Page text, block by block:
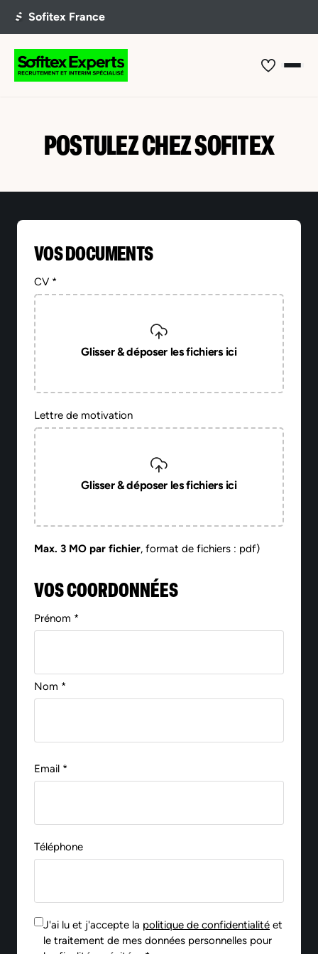
POSTULEZ CHEZ SOFITEX
VOS DOCUMENTS
CV *
Glisser & déposer les fichiers ici
Lettre de motivation
Glisser & déposer les fichiers ici
Max. 3 MO par fichier, format de fichiers : pdf)
VOS COORDONNÉES
Prénom *
Nom *
Email *
Téléphone
J'ai lu et j'accepte la politique de confidentialité et
le traitement de mes données personnelles pour